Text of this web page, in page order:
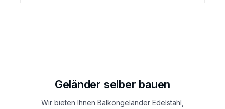
Geländer selber bauen
Wir bieten Ihnen Balkongeländer Edelstahl,